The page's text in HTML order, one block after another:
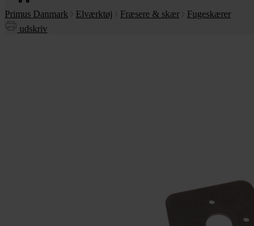
Primus Danmark
Elværktøj Fræsere & skær
Fugeskærer
udskriv